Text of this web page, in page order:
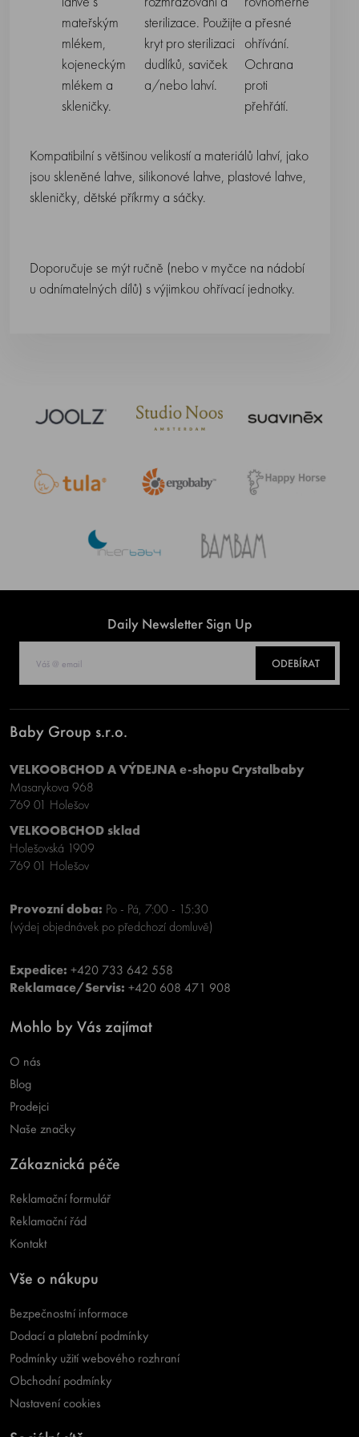
mateřským
mlékem,
kojeneckým
mlékem a
skleničky.
sterilizace. Použijte
kryt pro sterilizaci
dudlíků, saviček
a/nebo lahví.
a přesné
ohřívání.
Ochrana
proti
přehřátí.
Kompatibilní s většinou velikostí a materiálů lahví, jako
jsou skleněné lahve, silikonové lahve, plastové lahve,
skleničky, dětské příkrmy a sáčky.
Doporučuje se mýt ručně (nebo v myčce na nádobí
u odnímatelných dílů) s výjimkou ohřívací jednotky.
Daily Newsletter Sign Up
ODEBÍRAT
Baby Group s.r.o.
VELKOOBCHOD A VÝDEJNA e-shopu Crystalbaby
Masarykova 968
769 01 Holešov
VELKOOBCHOD sklad
Holešovská 1909
769 01 Holešov
Provozní doba: Po - Pá, 7:00 - 15:30
(výdej objednávek po předchozí domluvě)
Expedice: +420 733 642 558
Reklamace/Servis: +420 608 471 908
Mohlo by Vás zajímat
O nás
Blog
Prodejci
Naše značky
Zákaznická péče
Reklamační formulář
Reklamační řád
Kontakt
Vše o nákupu
Bezpečnostní informace
Dodací a platební podmínky
Podmínky užití webového rozhraní
Obchodní podmínky
Nastavení cookies